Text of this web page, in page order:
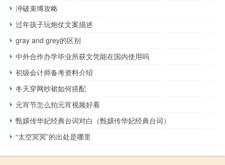
冲破束缚攻略
过年孩子玩炮仗文案描述
gray and grey的区别
中外合作办学毕业所获文凭能在国内使用吗
初级会计师备考资料介绍
冬天穿网纱裙如何搭配
元宵节怎么拍元宵视频好看
甄嬛传华妃经典台词对白（甄嬛传华妃经典台词）
“太空冥冥”的出处是哪里